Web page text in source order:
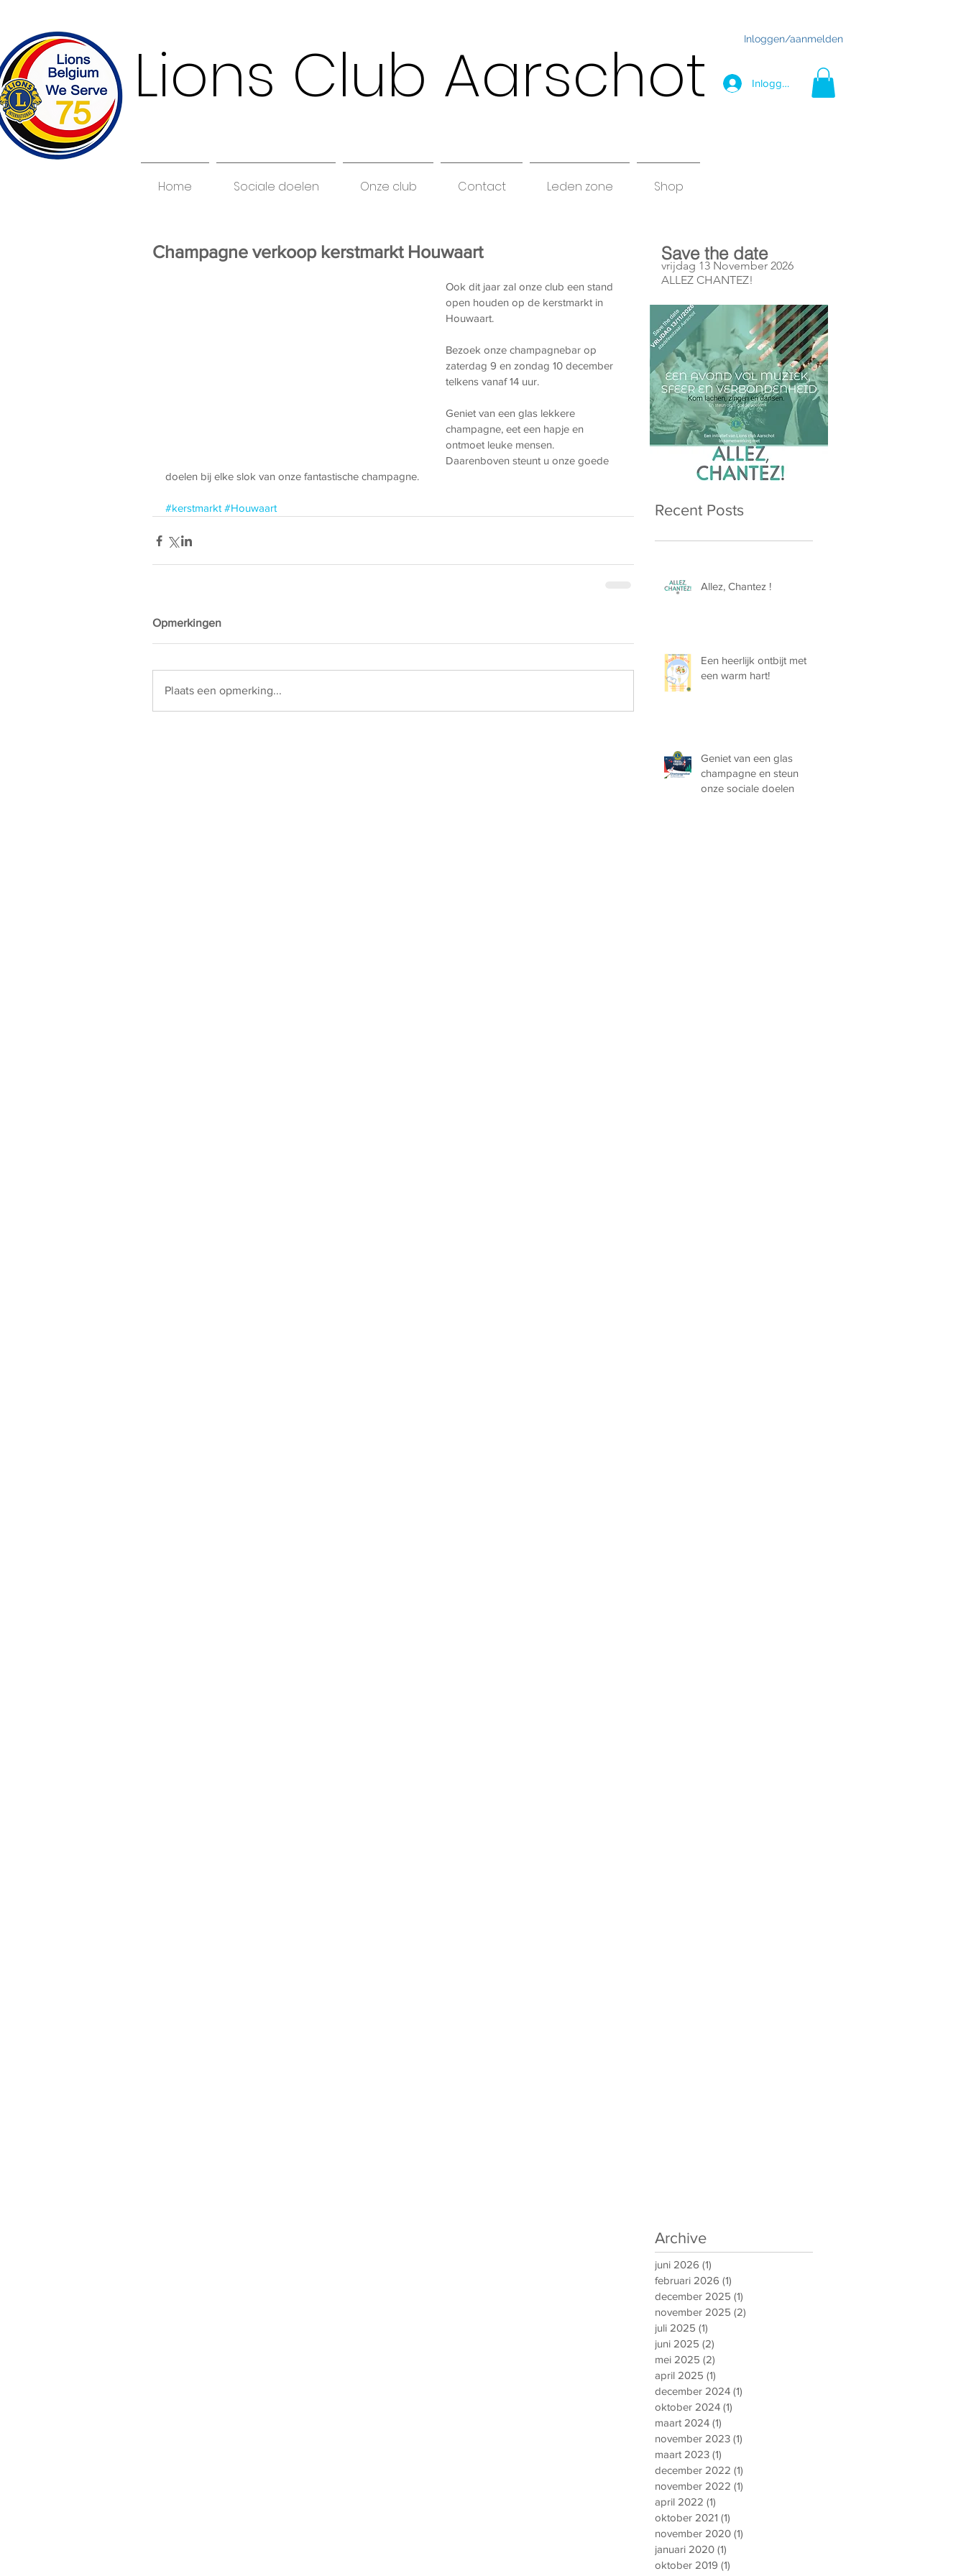
Lions Club Aarschot Inloggen/aanmelden
Inloggen
Home Sociale doelen Onze club Contact Leden zone Shop
Champagne verkoop kerstmarkt Houwaart
Ook dit jaar zal onze club een stand
open houden op de kerstmarkt in
Houwaart.
Bezoek onze champagnebar op
zaterdag 9 en zondag 10 december
telkens vanaf 14 uur.
Geniet van een glas lekkere
champagne, eet een hapje en
ontmoet leuke mensen.
Daarenboven steunt u onze goede
doelen bij elke slok van onze fantastische champagne.
#kerstmarkt #Houwaart
Opmerkingen
Plaats een opmerking...
Save the date
vrijdag 13 November 2026
ALLEZ CHANTEZ!
Recent Posts
Allez, Chantez !
Een heerlijk ontbijt met
een warm hart!
Geniet van een glas
champagne en steun
onze sociale doelen
Archive
juni 2026 (1)
februari 2026 (1)
december 2025 (1)
november 2025 (2)
juli 2025 (1)
juni 2025 (2)
mei 2025 (2)
april 2025 (1)
december 2024 (1)
oktober 2024 (1)
maart 2024 (1)
november 2023 (1)
maart 2023 (1)
december 2022 (1)
november 2022 (1)
april 2022 (1)
oktober 2021 (1)
november 2020 (1)
januari 2020 (1)
oktober 2019 (1)